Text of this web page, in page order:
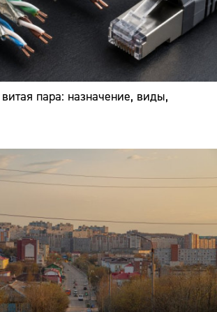
пара: назначение, виды,